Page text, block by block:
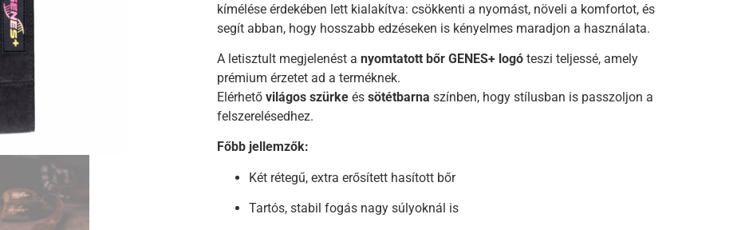
kímélése érdekében lett kialakítva: csökkenti a nyomást, növeli a komfortot, és
segít abban, hogy hosszabb edzéseken is kényelmes maradjon a használata.
A letisztult megjelenést a nyomtatott bőr GENES+ logó teszi teljessé, amely
prémium érzetet ad a terméknek.
Elérhető világos szürke és sötétbarna színben, hogy stílusban is passzoljon a
felszerelésedhez.
Főbb jellemzők:
Két rétegű, extra erősített hasított bőr
Tartós, stabil fogás nagy súlyoknál is